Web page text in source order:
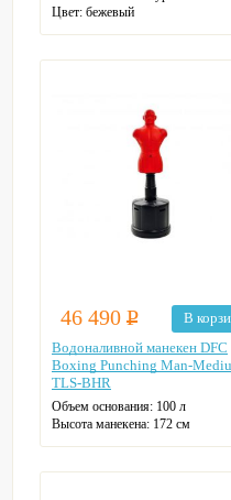
Цвет: бежевый
46 490 Р
В
Водоналивной манекен DFC
Boxing Punching Man-
TLS-BHR
Объем основания: 100 л
Высота манекена: 172 см